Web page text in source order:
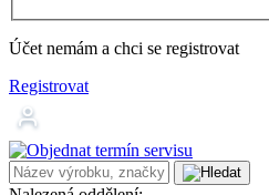
Účet nemám a chci se registrovat
Registrovat